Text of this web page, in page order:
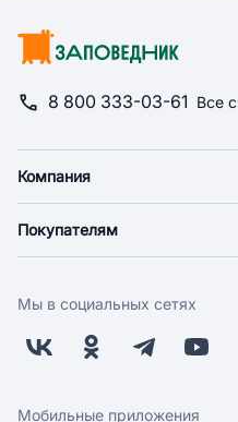
8 800 333-03-61 Все
Компания
Новости
Поставщикам
Заводчикам
Обратная связь
Покупателям
Оплата
Бонусная программа
Скидки и акции
Мы в социальных сетях
Мобильные приложения